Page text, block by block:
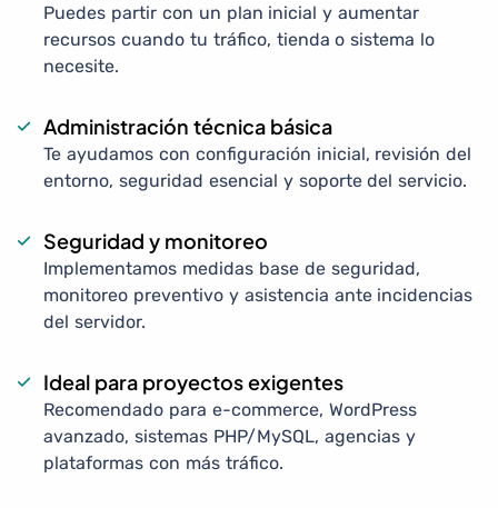
Puedes partir con un plan inicial y aumentar
recursos cuando tu tráfico, tienda o sistema lo
necesite.
Administración técnica básica
Te ayudamos con configuración inicial, revisión del
entorno, seguridad esencial y soporte del servicio.
Seguridad y monitoreo
Implementamos medidas base de seguridad,
monitoreo preventivo y asistencia ante incidencias
del servidor.
Ideal para proyectos exigentes
Recomendado para e-commerce, WordPress
avanzado, sistemas PHP/MySQL, agencias y
plataformas con más tráfico.